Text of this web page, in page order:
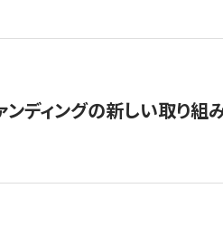
ディングの新しい取り組